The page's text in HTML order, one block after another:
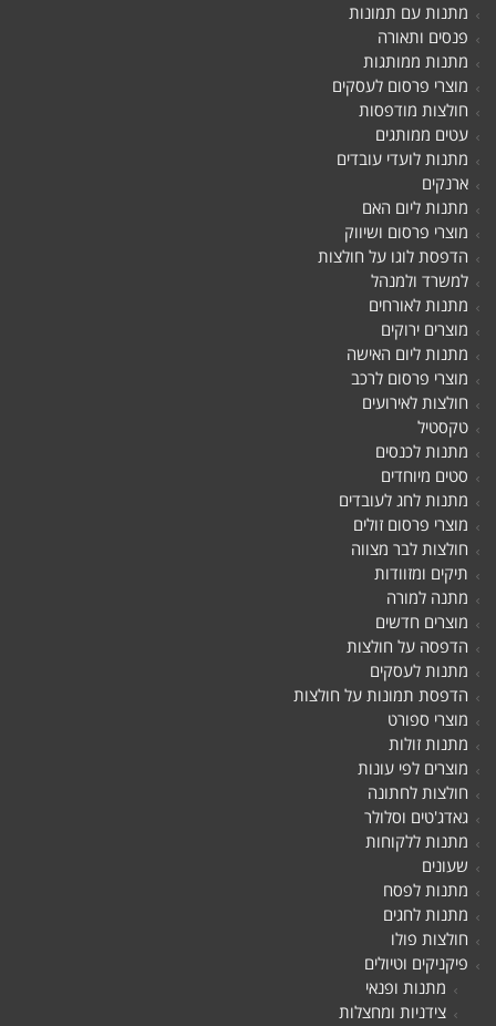
מתנות עם תמונות
פנסים ותאורה
מתנות ממותגות
מוצרי פרסום לעסקים
חולצות מודפסות
עטים ממותגים
מתנות לועדי עובדים
ארנקים
מתנות ליום האם
מוצרי פרסום ושיווק
הדפסת לוגו על חולצות
למשרד ולמנהל
מתנות לאורחים
מוצרים ירוקים
מתנות ליום האישה
מוצרי פרסום לרכב
חולצות לאירועים
טקסטיל
מתנות לכנסים
סטים מיוחדים
מתנות לחג לעובדים
מוצרי פרסום זולים
חולצות לבר מצווה
תיקים ומזוודות
מתנה למורה
מוצרים חדשים
הדפסה על חולצות
מתנות לעסקים
הדפסת תמונות על חולצות
מוצרי ספורט
מתנות זולות
מוצרים לפי עונות
חולצות לחתונה
גאדג'טים וסלולר
מתנות ללקוחות
שעונים
מתנות לפסח
מתנות לחגים
חולצות פולו
פיקניקים וטיולים
מתנות ופנאי
צידניות ומחצלות